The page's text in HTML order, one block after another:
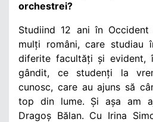
orchestrei?
Studiind 12 ani în
mulți români, care studiau
diferite facultăți și evident,
gândit, ce studenți la
cunosc, care au ajuns să
top din lume. Și așa am
Dragoș Bălan. Cu Irina